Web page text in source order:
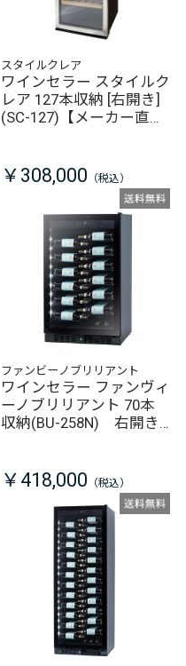
スタイルクレア
ワインセラー スタイルク
レア 127本収納 [右開き]
(SC-127)【メーカー直
￥308,000
ファンビーノブリリアント
ワインセラー ファンヴィ
ーノブリリアント 70本
収納(BU-258N) 右開き
￥418,000